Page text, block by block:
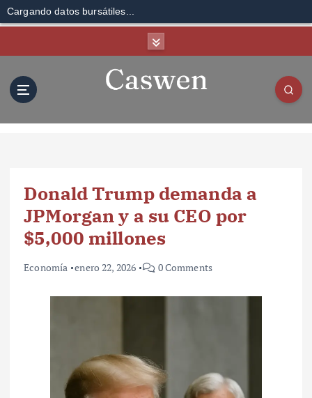
Cargando datos bursátiles...
Donald Trump demanda a
JPMorgan y a su CEO por
$5,000 millones
Economía enero 22, 2026 0 Comments